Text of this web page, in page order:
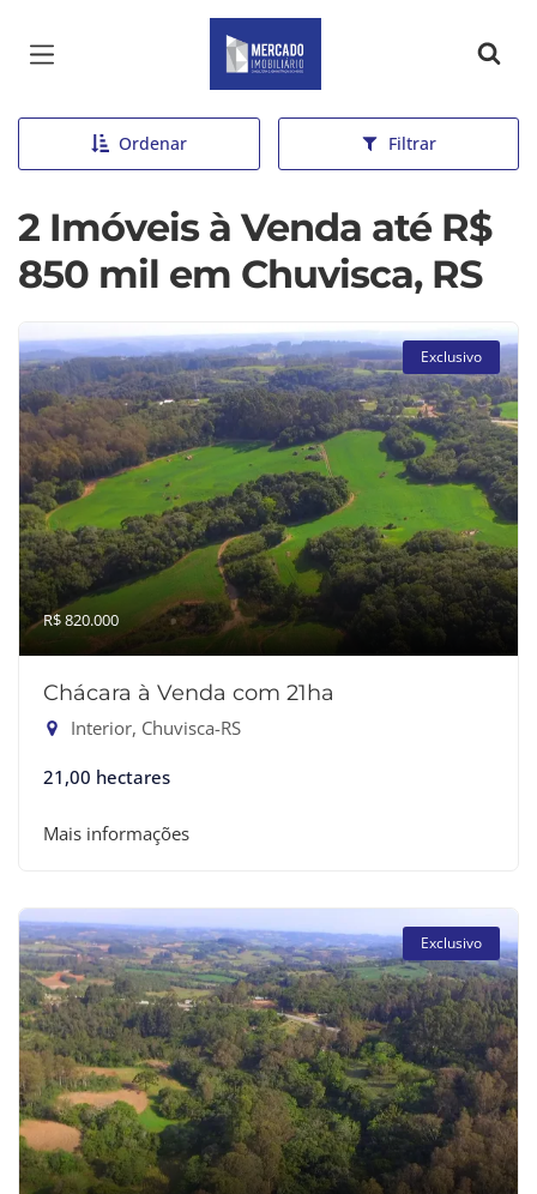
Página inicial
Ordenar Filtrar
2 Imóveis à Venda até R$
850 mil em Chuvisca, RS
Exclusivo
R$ 820.000
Chácara à Venda com 21ha
Interior, Chuvisca-RS
21,00 hectares
Mais informações
Exclusivo